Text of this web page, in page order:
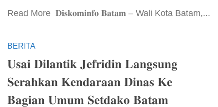
​Read More ​ 𝐃𝐢𝐬𝐤𝐨𝐦𝐢𝐧𝐟𝐨 𝐁𝐚𝐭𝐚𝐦 – Wali Kota Batam,...
BERITA
𝐔𝐬𝐚𝐢 𝐃𝐢𝐥𝐚𝐧𝐭𝐢𝐤 𝐉𝐞𝐟𝐫𝐢𝐝𝐢𝐧 𝐋𝐚𝐧𝐠𝐬𝐮𝐧𝐠
𝐒𝐞𝐫𝐚𝐡𝐤𝐚𝐧 𝐊𝐞𝐧𝐝𝐚𝐫𝐚𝐚𝐧 𝐃𝐢𝐧𝐚𝐬 𝐊𝐞
𝐁𝐚𝐠𝐢𝐚𝐧 𝐔𝐦𝐮𝐦 𝐒𝐞𝐭𝐝𝐚𝐤𝐨 𝐁𝐚𝐭𝐚𝐦